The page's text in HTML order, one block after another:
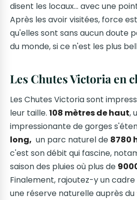
disent les locaux... avec une
Après les avoir visitées, force
qu'elles sont sans aucun doute
du monde, si ce n'est les plus
Les Chutes Victoria en
Les Chutes Victoria sont
leur taille. 108 mètres de haut,
impressionante de gorges
long, un parc naturel de 8780
c'est son débit qui fascine,
saison des pluies où plus de
Finalement, rajoutez-y un
une réserve naturelle auprès du